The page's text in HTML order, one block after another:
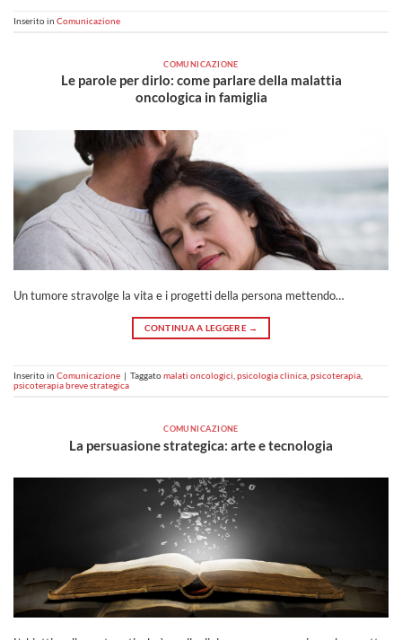
Inserito in Comunicazione
COMUNICAZIONE
Le parole per dirlo: come parlare della malattia
oncologica in famiglia
Un tumore stravolge la vita e i progetti della persona mettendo…
CONTINUA A LEGGERE →
Inserito in Comunicazione | Taggatomalati oncologici psicologia clinica psicoterapia
psicoterapia breve strategica
COMUNICAZIONE
La persuasione strategica: arte e tecnologia